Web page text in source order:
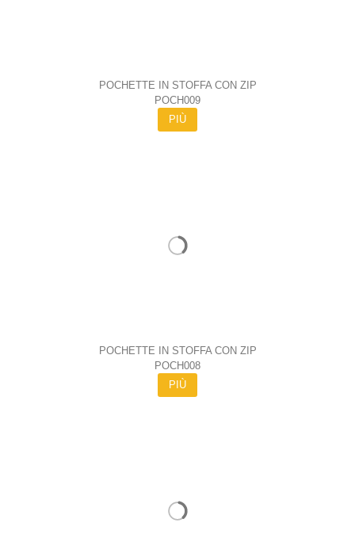
POCHETTE IN STOFFA CON ZIP
POCH009
PIÙ
POCHETTE IN STOFFA CON ZIP
POCH008
PIÙ